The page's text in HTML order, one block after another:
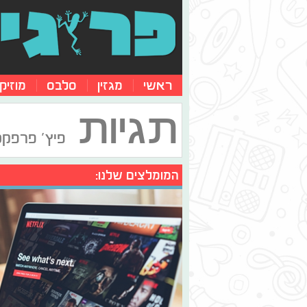
ראשי מגזין סלבס
תגיות פיץ' פרפקט
המומלצים שלנו: